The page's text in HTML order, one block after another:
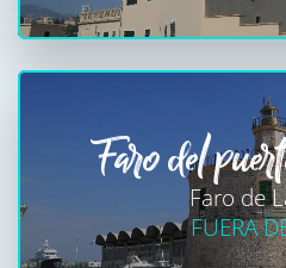
Faro del
Faro de
FUERA